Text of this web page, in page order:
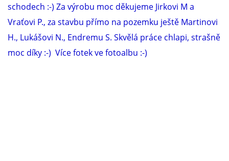
KONTAKT
JAK NÁM POMOCI
schodech :-) Za výrobu moc děkujeme Jirkovi M a
Vraťovi P., za stavbu přímo na pozemku ještě Martinovi
H., Lukášovi N., Endremu S. Skvělá práce chlapi, strašně
moc díky :-) Více fotek ve fotoalbu :-)